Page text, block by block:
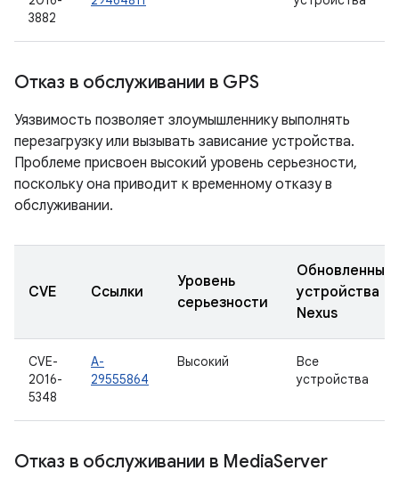
3882
Отказ в обслуживании в GPS
Уязвимость позволяет злоумышленнику выполнять
перезагрузку или вызывать зависание устройства.
Проблеме присвоен высокий уровень серьезности,
поскольку она приводит к временному отказу в
обслуживании.
CVE Ссылки
Уровень
серьезности
Обновленные
устройства
Nexus
CVE-
2016-
5348
A-
29555864
Высокий
Все
устройства
Отказ в обслуживании в MediaServer